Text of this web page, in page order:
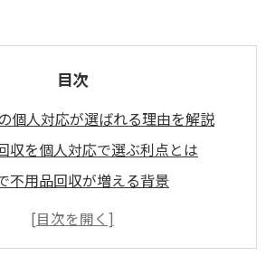
目次
個人対応が選ばれる理由を解説
収を個人対応で選ぶ利点とは
不用品回収が増える背景
評判の高い不用品回収サービスと